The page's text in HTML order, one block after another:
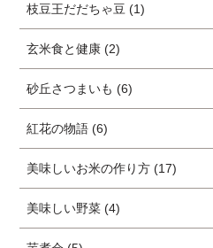
枝豆王だだちゃ豆 (1)
玄米食と健康 (2)
砂丘さつまいも (6)
紅花の物語 (6)
美味しいお米の作り方 (17)
美味しい野菜 (4)